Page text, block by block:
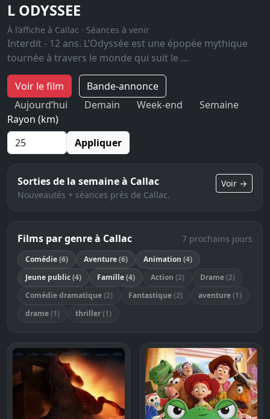
L ODYSSEE
À l’affiche à Callac · Séances à venir
Interdit - 12 ans. L’Odyssée est une épopée mythique
tournée à travers le monde qui suit le ...
Voir le film
Bande-annonce
Aujourd’hui
Demain Week-end
Semaine
Rayon (km)
Appliquer
Sorties de la semaine à Callac
Nouveautés + séances près de Callac.
Voir →
Films par genre à Callac 7 prochains jours
Comédie(6) Aventure(6) Animation (4)
Jeune public(4) Famille(4) Action (2) Drame(2)
Comédie dramatique(2) Fantastique(2) aventure(1)
drame(1) thriller(1)